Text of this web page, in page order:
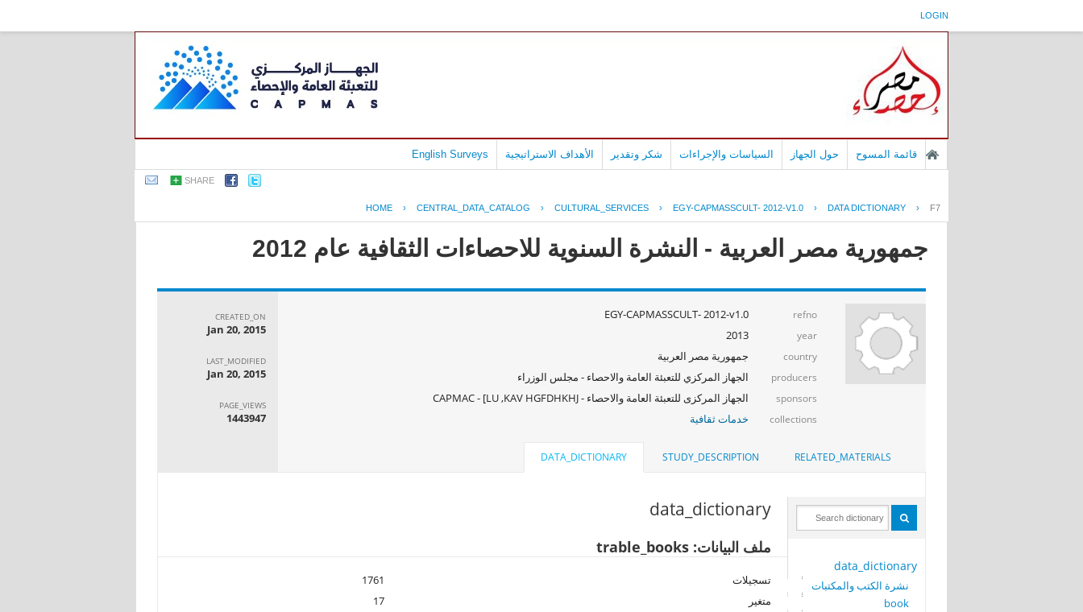
LOGIN
قائمة المسوح حول الجهاز السياسات والإجراءات شكر وتقدير الأهداف الاستراتيجية English Surveys
SHARE
HOME › CENTRAL_DATA_CATALOG › CULTURAL_SERVICES › EGY-CAPMASSCULT- 2012-V1.0 › DATA DICTIONARY › F7
جمهورية مصر العربية - النشرة السنوية للاحصاءات الثقافية عام 2012
refno
EGY-CAPMASSCULT- 2012-v1.0
year
2013
country جمهورية مصر العربية
producers الجهاز المركزي للتعبئة العامة والاحصاء - مجلس الوزراء
sponsors الجهاز المركزى للتعبئة العامة والاحصاء - CAPMAC - [LU ,KAV HGFDHKHJ
collections خدمات ثقافية
CREATED_ON
Jan 20, 2015
LAST_MODIFIED
Jan 20, 2015
PAGE_VIEWS
1443947
RELATED_MATERIALS
STUDY_DESCRIPTION
DATA_DICTIONARY
data_dictionary
نشرة الكتب والمكتبات
book
data_dictionary
ملف البيانات: trable_books
تسجيلات
1761
متغير
17